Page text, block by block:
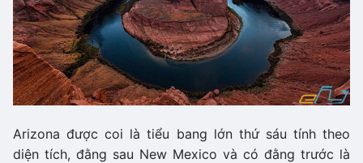
Arizona được coi là tiểu bang lớn thứ sáu tính theo
diện tích, đằng sau New Mexico và có đằng trước là